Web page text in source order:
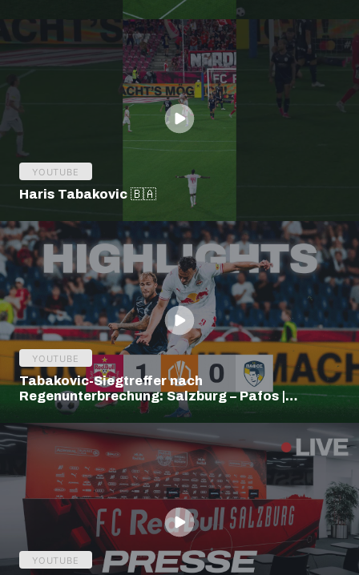
YOUTUBE
Haris Tabakovic 🇧🇦
YOUTUBE
Tabakovic-Siegtreffer nach
Regenunterbrechung: Salzburg – Pafos |
Highlights | Europa League Q3
YOUTUBE